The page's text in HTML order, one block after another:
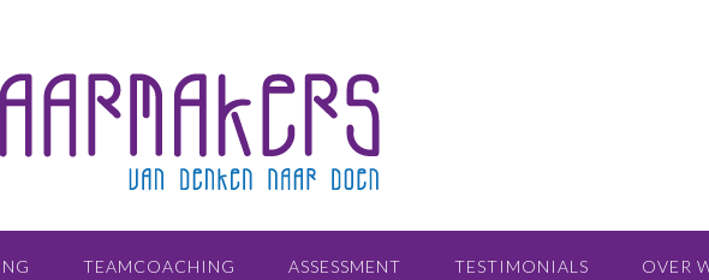
TEAMCOACHING ASSESSMENT TESTIMONIALS OVER